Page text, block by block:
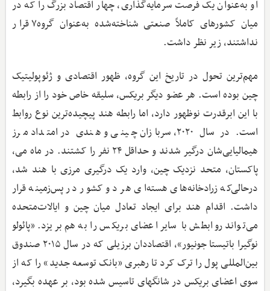
او به‌عنوان یک فرصت سرمایه‌گذاری، چهار اقتصاد بزرگ را که در
میان کشورهای کاملاً صنعتی شناخته‌شده به‌عنوان گروه۷ قرار
نداشتند، زیر نظر داشت.
مهم‌ترین تحول در تاریخ این گروه، ظهور اقتصادی و ژئوپولیتیک
چین بوده است. هر عضو دیگر بریکس، سلیقه خاص خود را از رابطه
با این ابرقدرت نوظهور دارد، اما رابطه هند پیچیده‌ترین نوع روابط
است. در سال ۲۰۲۰، سربازان چینی و هندی در امتداد مرز
هیمالیایی‌شان درگیر شدند و حداقل ۲۴ نفر را کشتند. در ماه می،
پاکستان، متحد نزدیک چین، وارد یک درگیری مرزی با هند شد،
درحالی‌که زرادخانه‌های هسته‌ای هر دو کشور در پس‌زمینه قرار
داشت. اقدام هند برای ایجاد تعادل میان چین و ایالات‌متحده
می‌تواند روابطش با سایر اعضای بریکس را به هم بریزد. «پائولو
نوگیرا باتیستا جونیور»، اقتصاددان برزیلی که در سال ۲۰۱۵ صندوق
بین‌المللی پول را ترک کرد تا رهبری «بانک توسعه جدید» را که از
سوی اعضای بریکس در شانگهای تاسیس ‌شده بود، بر عهده بگیرد،